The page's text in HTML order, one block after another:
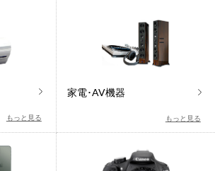
もっと見る
家電･AV機器
もっと見る